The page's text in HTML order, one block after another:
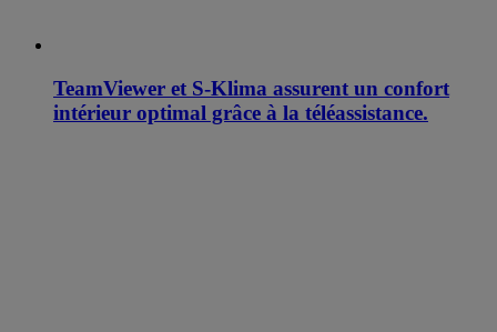
TeamViewer et S-Klima assurent un confort
intérieur optimal grâce à la téléassistance.